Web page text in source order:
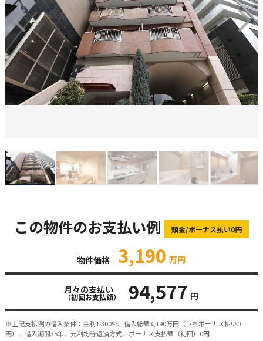
この物件のお支払い例 頭金/ボーナス払い0円
物件価格 3,190 万円
月々の支払い
（初回お支払額） 94,577 円
※上記支払例の借入条件：金利1.300%、借入総額3,190万円（うちボーナス払い0
円）、借入期間35年、元利均等返済方式、ボーナス支払額（初回）0円